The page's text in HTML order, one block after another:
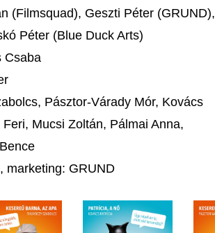
(Filmsquad), Geszti Péter (GRUND),
Péter (Blue Duck Arts)
Csaba
Pásztor-Várady Mór, Kovács
Mucsi Zoltán, Pálmai Anna,
marketing: GRUND